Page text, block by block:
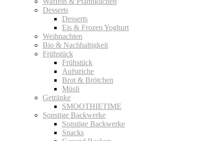
Desserts
Desserts
Eis & Frozen Yoghurt
Weihnachten
Bio & Nachhaltigkeit
Frühstück
Frühstück
Aufstriche
Brot & Brötchen
Müsli
Getränke
SMOOTHIETIME
Sonstige Backwerke
Sonstige Backwerke
Snacks